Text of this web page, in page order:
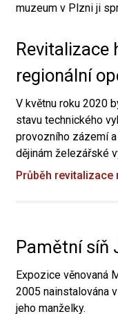
muzeum v Plzni ji
Revitalizace
regionální
V květnu roku 2020
stavu technického
provozního zázemí
dějinám železářské
Průběh revitalizace
Pamětní síň
Expozice věnovaná
2005 nainstalována
jeho manželky.